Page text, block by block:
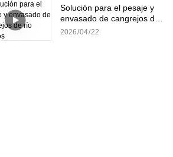
Solución para el pesaje y
envasado de cangrejos de
río cocidos
2026 04 22